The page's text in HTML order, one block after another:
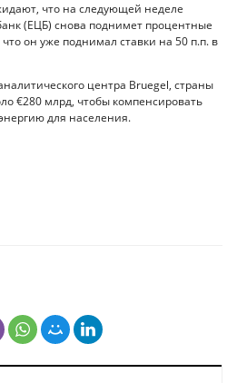
что на следующей неделе
(ЕЦБ) снова поднимет процентные
он уже поднимал ставки на 50 п.п. в
центра Bruegel, страны
€280 млрд, чтобы компенсировать
для населения.
шаг" – глава Минторговли о
в еврозоне достигла исторического